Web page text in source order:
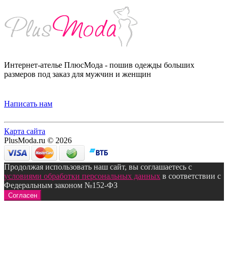
Интернет-ателье ПлюсМода - пошив одежды больших
размеров под заказ для мужчин и женщин
Написать нам
Карта сайта
PlusModa.ru © 2026
Продолжая использовать наш сайт, вы соглашаетесь с
условиями обработки персональных данных в соответствии с
Федеральным законом №152-ФЗ
Согласен